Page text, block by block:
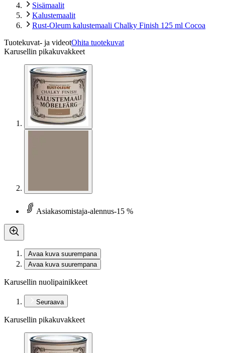
Sisämaalit
Kalustemaalit
Rust-Oleum kalustemaali Chalky Finish 125 ml Cocoa
Tuotekuvat- ja videotOhita tuotekuvat
Karusellin pikakuvakkeet
Asiakasomistaja-alennus-15 %
Avaa kuva suurempana
Avaa kuva suurempana
Karusellin nuolipainikkeet
Seuraava
Karusellin pikakuvakkeet